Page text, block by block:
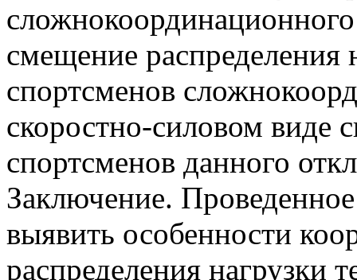
смещение распределения
спортсменов
скоростно-силовом виде
спортсменов данного
Заключение.
выявить особенности
распределения нагрузки